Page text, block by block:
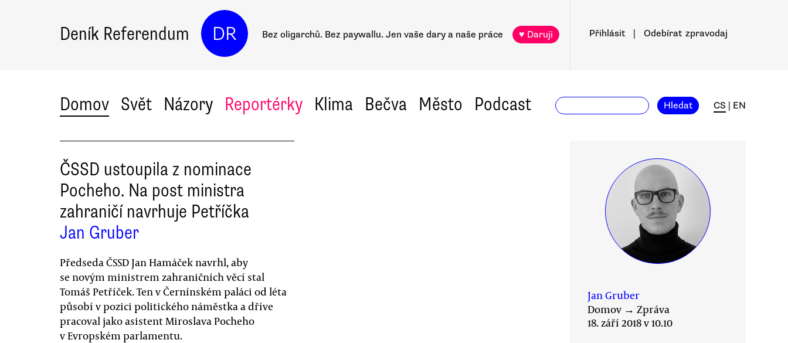
Deník Referendum DR Bez oligarchů. Bez paywallu. Jen vaše dary a naše práce ♥ Daruji Přihlásit Odebírat zpravodaj
Domov Svět Názory Reportérky Klima Bečva Město Podcast Hledat CS EN
ČSSD ustoupila z nominace
Pocheho. Na post ministra
zahraničí navrhuje Petříčka
Jan Gruber
Předseda ČSSD Jan Hamáček navrhl, aby
se novým ministrem zahraničních věcí stal
Tomáš Petříček. Ten v Černínském paláci od léta
působí v pozici politického náměstka a dříve
pracoval jako asistent Miroslava Pocheho
v Evropském parlamentu.
Jan Gruber
Domov → Zpráva
18. září 2018 v 10.10